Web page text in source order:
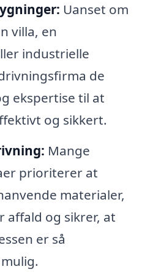
Uanset om
villa, en
industrielle
de
ekspertise til at
og sikkert.
Mange
prioriterer at
materialer,
affald og sikrer, at
er så